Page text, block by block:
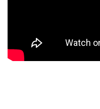
Бесшовный топ с легкой
коррекцией BRA